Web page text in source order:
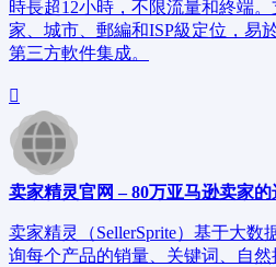
時長超12小時，不限流量和終端。
家、城市、郵編和ISP級定位，易
第三方軟件集成。
卖家精灵官网 – 80万亚马逊卖家
卖家精灵（SellerSprite）基于大数
询每个产品的销量、关键词、自